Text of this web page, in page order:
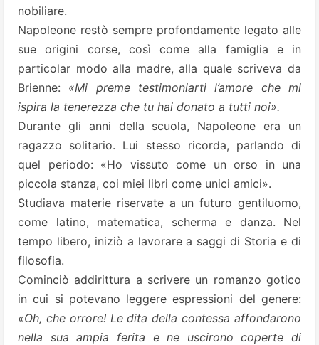
nobiliare.
Napoleone restò sempre profondamente legato alle
sue origini corse, così come alla famiglia e in
particolar modo alla madre, alla quale scriveva da
Brienne: «Mi preme testimoniarti l’amore che mi
ispira la tenerezza che tu hai donato a tutti noi».
Durante gli anni della scuola, Napoleone era un
ragazzo solitario. Lui stesso ricorda, parlando di
quel periodo: «Ho vissuto come un orso in una
piccola stanza, coi miei libri come unici amici».
Studiava materie riservate a un futuro gentiluomo,
come latino, matematica, scherma e danza. Nel
tempo libero, iniziò a lavorare a saggi di Storia e di
filosofia.
Cominciò addirittura a scrivere un romanzo gotico
in cui si potevano leggere espressioni del genere:
«Oh, che orrore! Le dita della contessa affondarono
nella sua ampia ferita e ne uscirono coperte di